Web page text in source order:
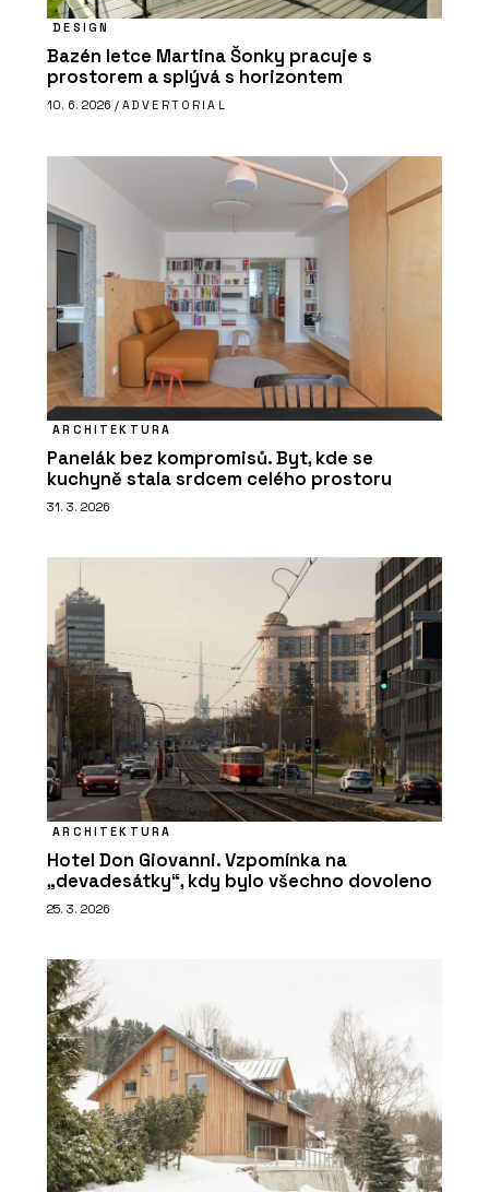
DESIGN
Bazén letce Martina Šonky pracuje s
prostorem a splývá s horizontem
10. 6. 2026 / ADVERTORIAL
ARCHITEKTURA
Panelák bez kompromisů. Byt, kde se
kuchyně stala srdcem celého prostoru
31. 3. 2026
ARCHITEKTURA
Hotel Don Giovanni. Vzpomínka na
„devadesátky“, kdy bylo všechno dovoleno
25. 3. 2026